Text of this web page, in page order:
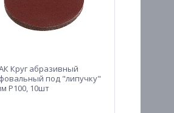
Круг абразивный
под "липучку"
Р100, 10шт